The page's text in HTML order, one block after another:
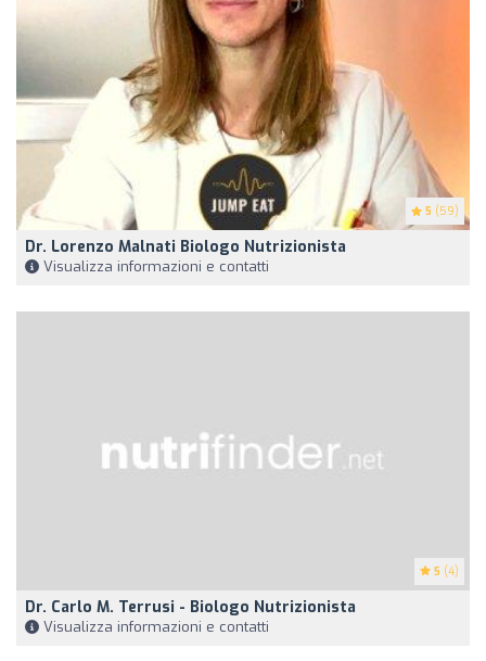
5 (59)
Dr. Lorenzo Malnati Biologo Nutrizionista
Visualizza informazioni e contatti
5 (4)
Dr. Carlo M. Terrusi - Biologo Nutrizionista
Visualizza informazioni e contatti